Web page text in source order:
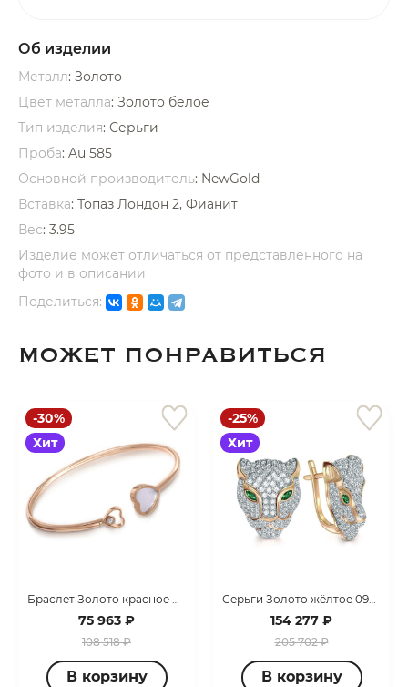
Об изделии
Металл: Золото
Цвет металла: Золото белое
Тип изделия: Серьги
Проба: Au 585
Основной производитель: NewGold
Вставка: Топаз Лондон 2, Фианит
Вес: 3.95
Изделие может отличаться от представленного на
фото и в описании
Поделиться:
МОЖЕТ ПОНРАВИТЬСЯ
-30%
Хит
Браслет Золото красное 099070_09_01_000_2848
75 963 ₽
108 518 ₽
В корзину
-25%
Хит
Серьги Золото жёлтое 099108_02_03_005_3129
154 277 ₽
205 702 ₽
В корзину
раз в 2 недели